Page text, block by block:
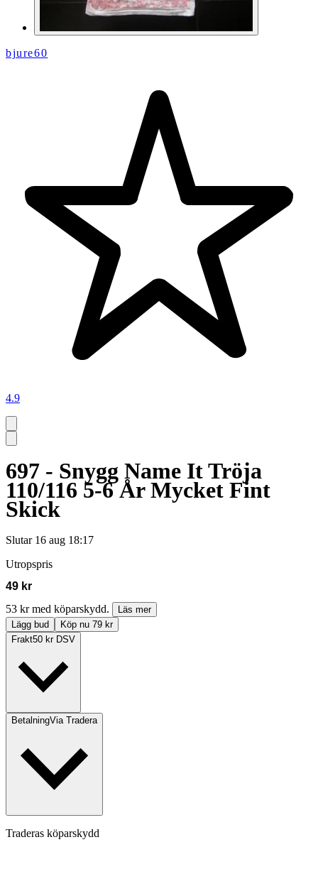
bjure60
4.9
697 - Snygg Name It Tröja
110/116 5-6 År Mycket Fint
Skick
Slutar 16 aug 18:17
Utropspris
49 kr
53 kr med köparskydd.
Läs mer
Lägg bud
Köp nu 79 kr
Frakt50 kr DSV
BetalningVia Tradera
Traderas köparskydd